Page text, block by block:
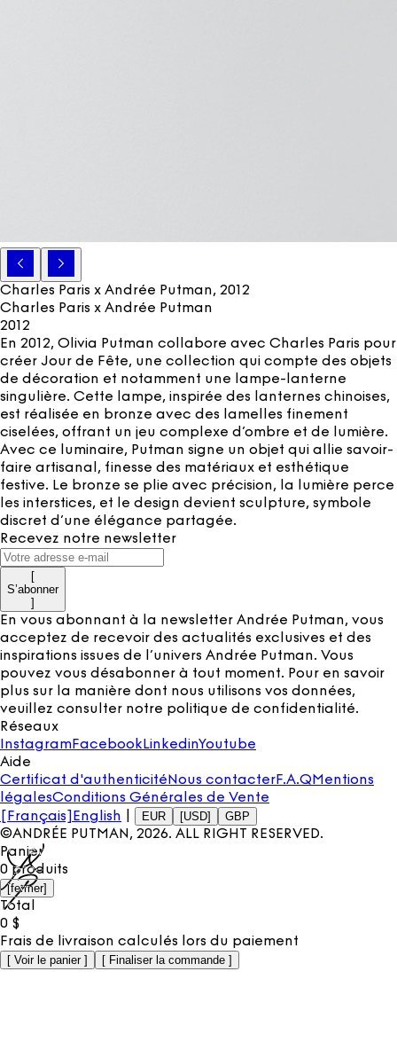
Charles Paris x Andrée Putman, 2012
Charles Paris x Andrée Putman
2012
En 2012, Olivia Putman collabore avec Charles Paris pour
créer Jour de Fête, une collection qui compte des objets
de décoration et notamment une lampe-lanterne
singulière. Cette lampe, inspirée des lanternes chinoises,
est réalisée en bronze avec des lamelles finement
ciselées, offrant un jeu complexe d’ombre et de lumière.
Avec ce luminaire, Putman signe un objet qui allie savoir-
faire artisanal, finesse des matériaux et esthétique
festive. Le bronze se plie avec précision, la lumière perce
les interstices, et le design devient sculpture, symbole
discret d’une élégance partagée.
Recevez notre newsletter
[
S’abonner
]
En vous abonnant à la newsletter Andrée Putman, vous
acceptez de recevoir des actualités exclusives et des
inspirations issues de l’univers Andrée Putman. Vous
pouvez vous désabonner à tout moment. Pour en savoir
plus sur la manière dont nous utilisons vos données,
veuillez consulter notre politique de confidentialité.
Réseaux
InstagramFacebook LinkedinYoutube
Aide
Certificat d'authenticité Nous contacterF.A.Q Mentions
légalesConditions Générales de Vente
[Français]
English EUR [USD] GBP
©ANDRÉE PUTMAN, 2026. ALL RIGHT RESERVED.
Panier
0 produits
[fermer]
Total
0 $
Frais de livraison calculés lors du paiement
[ Voir le panier] [ Finaliser la commande ]